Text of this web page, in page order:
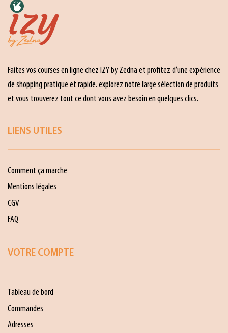
Faites vos courses en ligne chez IZY by Zedna et profitez d’une expérience
de shopping pratique et rapide. explorez notre large sélection de produits
et vous trouverez tout ce dont vous avez besoin en quelques clics.
LIENS UTILES
Comment ça marche
Mentions légales
CGV
FAQ
VOTRE COMPTE
Tableau de bord
Commandes
Adresses